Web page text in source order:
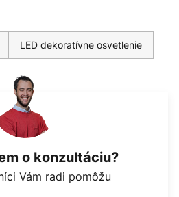
LED dekoratívne osvetlenie
o konzultáciu?
Vám radi pomôžu